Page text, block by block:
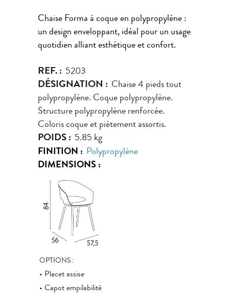
Chaise Forma à coque en polypropylène :
un design enveloppant, idéal pour un usage
quotidien alliant esthétique et confort.
REF. : 5203
DÉSIGNATION : Chaise 4 pieds tout
polypropylène. Coque polypropylène.
Structure polypropylène renforcée.
Coloris coque et piètement assortis.
POIDS : 5.85 kg
FINITION : Polypropylène
DIMENSIONS :
OPTIONS :
• Placet assise
• Capot empilabilité